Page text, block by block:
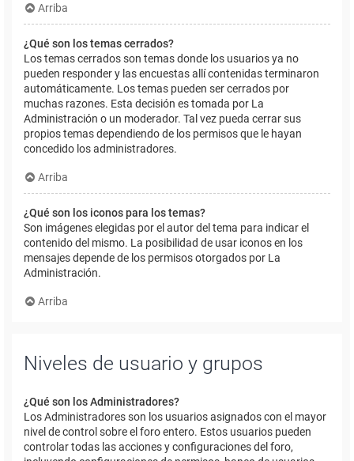
Arriba
¿Qué son los temas cerrados?
Los temas cerrados son temas donde los usuarios ya no
pueden responder y las encuestas allí contenidas terminaron
automáticamente. Los temas pueden ser cerrados por
muchas razones. Esta decisión es tomada por La
Administración o un moderador. Tal vez pueda cerrar sus
propios temas dependiendo de los permisos que le hayan
concedido los administradores.
Arriba
¿Qué son los iconos para los temas?
Son imágenes elegidas por el autor del tema para indicar el
contenido del mismo. La posibilidad de usar iconos en los
mensajes depende de los permisos otorgados por La
Administración.
Arriba
Niveles de usuario y grupos
¿Qué son los Administradores?
Los Administradores son los usuarios asignados con el mayor
nivel de control sobre el foro entero. Estos usuarios pueden
controlar todas las acciones y configuraciones del foro,